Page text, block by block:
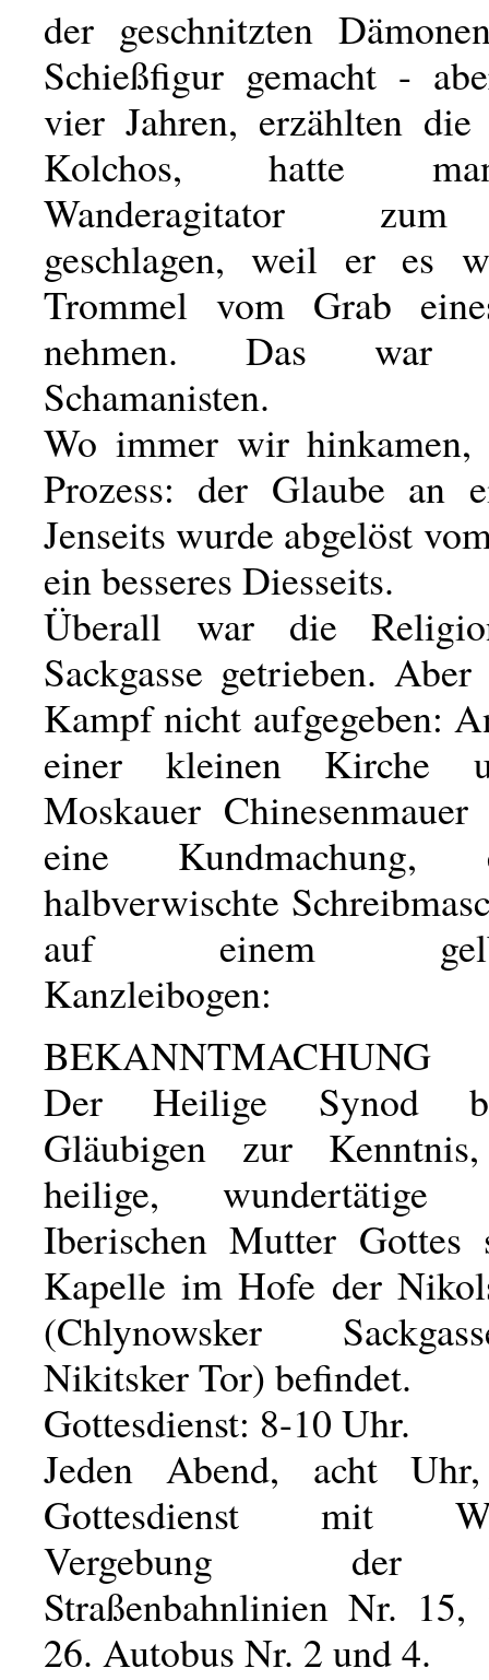
der geschnitzten
Schießfigur gemacht -
vier Jahren, erzählten
Kolchos, hatte
Wanderagitator
geschlagen, weil er es
Trommel vom Grab
nehmen. Das
Schamanisten.
Wo immer wir hinkamen,
Prozess: der Glaube an
Jenseits wurde abgelöst
ein besseres Diesseits.
Überall war die
Sackgasse getrieben.
Kampf nicht aufgegeben:
einer kleinen Kirche
Moskauer
eine
halbverwischte
auf einem
Kanzleibogen:
BEKANNTMACHUNG
Der Heilige Synod
Gläubigen zur
heilige,
Iberischen Mutter
Kapelle im Hofe der
(Chlynowsker
Nikitsker Tor) befindet.
Gottesdienst: 8-10 Uhr.
Jeden Abend, acht
Gottesdienst mit
Vergebung der
Straßenbahnlinien Nr.
26. Autobus Nr. 2 und 4.